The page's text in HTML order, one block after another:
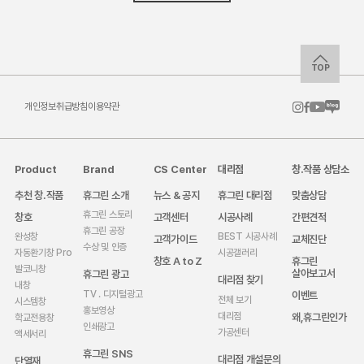
TOP
개인정보취급방침이용약관
Product
추천 창.작품
창호
완성창
자동환기창 Pro
발코니창
내창
시스템창
학교전용창
액세서리
단열재
Brand
휴그린 소개
휴그린 스토리
휴그린 공장
수상 및 인증
휴그린 광고
TV . 디지털광고
홍보영상
인쇄광고
휴그린 SNS
CS Center
뉴스 & 공지
고객센터
고객가이드
창호 A to Z
대리점
휴그린 대리점
시공사례
BEST 시공사례
시공갤러리
대리점 찾기
전체 보기
대리점
가공센터
대리점 개설문의
창.작품 상담소
맞춤상담
간편견적
교체진단
휴그린
살아보고서
이벤트
왜,휴그린인가